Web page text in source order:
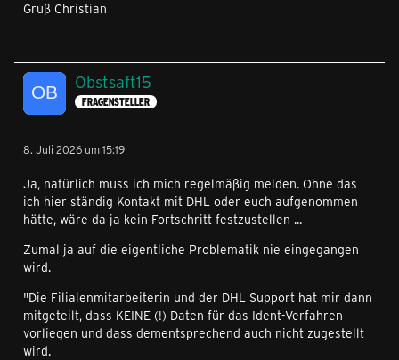
Gruß Christian
Obstsaft15
FRAGENSTELLER
8. Juli 2026 um 15:19
Ja, natürlich muss ich mich regelmäßig melden. Ohne das
ich hier ständig Kontakt mit DHL oder euch aufgenommen
hätte, wäre da ja kein Fortschritt festzustellen ...
Zumal ja auf die eigentliche Problematik nie eingegangen
wird.
"Die Filialenmitarbeiterin und der DHL Support hat mir dann
mitgeteilt, dass KEINE (!) Daten für das Ident-Verfahren
vorliegen und dass dementsprechend auch nicht zugestellt
wird.